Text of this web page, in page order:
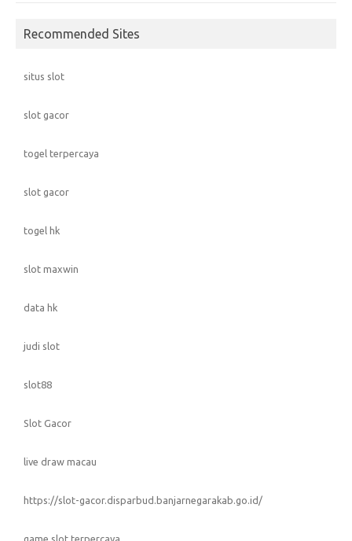
Recommended Sites
situs slot
slot gacor
togel terpercaya
slot gacor
togel hk
slot maxwin
data hk
judi slot
slot88
Slot Gacor
live draw macau
https://slot-gacor.disparbud.banjarnegarakab.go.id/
game slot terpercaya